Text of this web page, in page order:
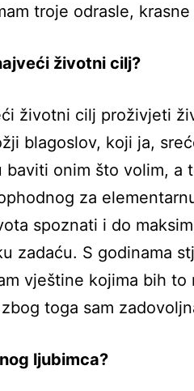
troje odrasle, krasne
životni cilj?
životni cilj proživjeti
blagoslov, koji ja,
baviti onim što volim, a
za
spoznati i do
zadaću. S godinama
vještine kojima bih to
toga sam
ljubimca?